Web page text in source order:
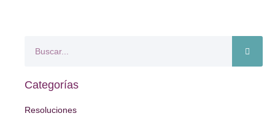
Categorías
Resoluciones